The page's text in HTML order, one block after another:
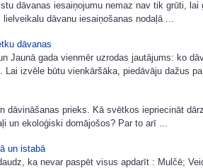
dāvanas iesaiņojumu nemaz nav tik grūti, lai
dāvanu iesaiņošanas nodaļā ...
dāvanas
Jaunā gada vienmēr uzrodas jautājums: ko
Lai izvēle būtu vienkāršāka, piedāvāju dažus
dāvināšanas prieks. Kā svētkos iepriecināt
un ekoloģiski domājošos? Par to arī ...
un istabā
ka nevar paspēt visus apdarīt : Mulčē;